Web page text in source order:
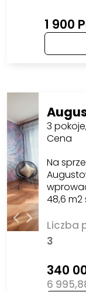
1 900
3
Cena
Na
48,6 m2
Liczba
3
340
6